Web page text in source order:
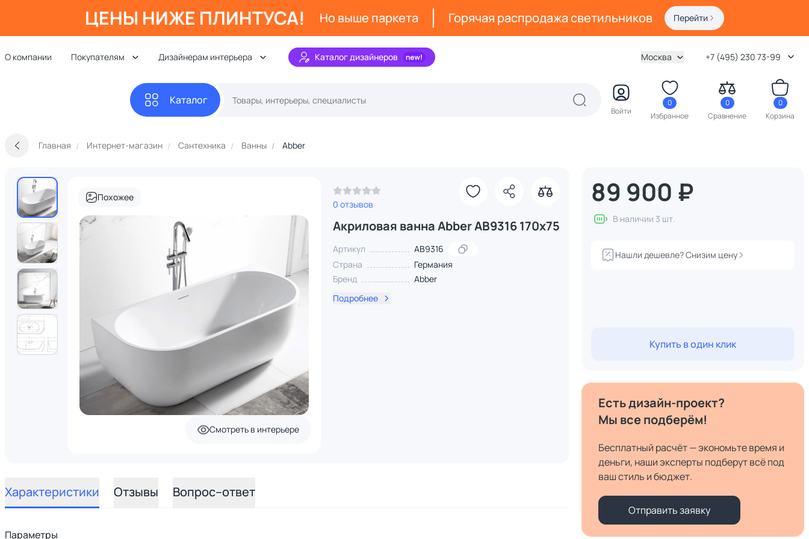
ЦЕНЫ НИЖЕ ПЛИНТУСА! Но выше паркета Горячая распродажа светильников Перейти
О компании Покупателям Дизайнерам интерьера Каталог дизайнеров Москва +7 (495) 230 73-99
Каталог
Войти
0
Избранное
0
Сравнение
0
Корзина
Главная Интернет-магазин Сантехника Ванны Abber
Похожее
Смотреть в интерьере
0 отзывов
Акриловая ванна Abber AB9316 170x75
Артикул
AB9316
Страна
Германия
Бренд
Abber
Подробнее
Характеристики Отзывы Вопрос–ответ
Параметры
89 900 ₽
В наличии 3 шт.
Нашли дешевле? Снизим цену
Купить в один клик
Есть дизайн-проект?
Мы все подберём!
Бесплатный расчёт — экономьте время и
деньги, наши эксперты подберут всё под
ваш стиль и бюджет.
Отправить заявку